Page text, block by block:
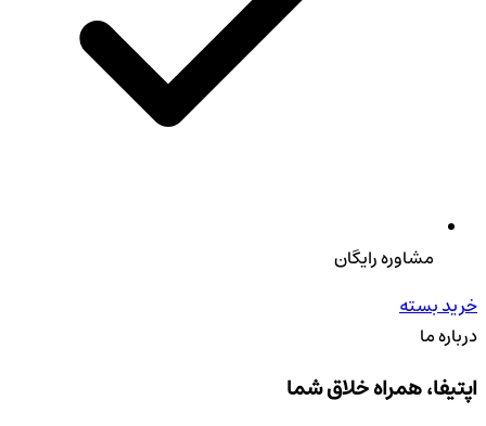
مشاوره رایگان
خرید بسته
درباره ما
اپتیفا،همراه خلاقشما